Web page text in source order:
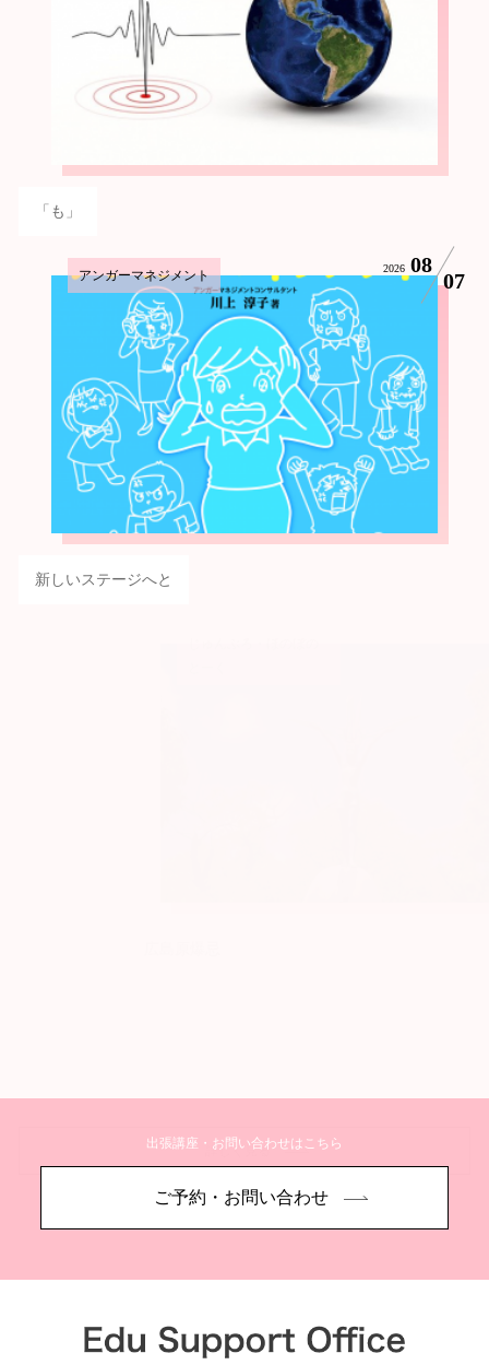
「も」
アンガーマネジメント 2026 08
07
新しいステージへと
詳しく見る
出張講座・お問い合わせはこちら
ご予約・お問い合わせ